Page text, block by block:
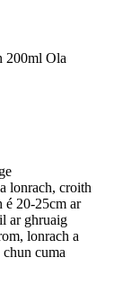
200ml Ola
lonrach, croith
é 20-25cm ar
ar ghruaig
lonrach a
cuma